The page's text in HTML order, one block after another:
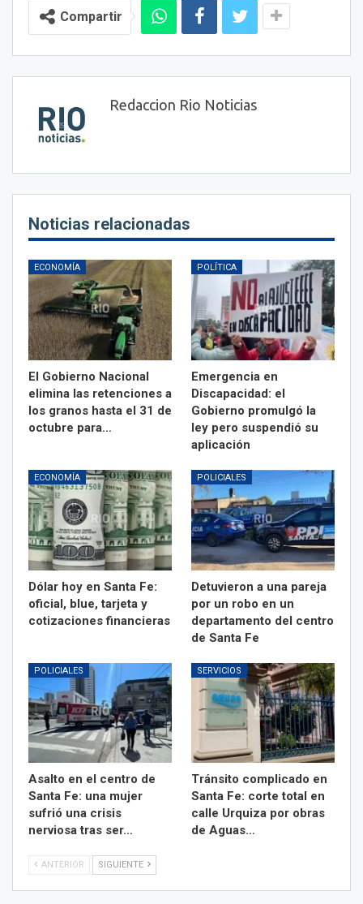
Compartir
Redaccion Rio Noticias
Noticias relacionadas
ECONOMÍA
El Gobierno Nacional
elimina las retenciones a
los granos hasta el 31 de
octubre para…
POLÍTICA
Emergencia en
Discapacidad: el
Gobierno promulgó la
ley pero suspendió su
aplicación
ECONOMÍA
Dólar hoy en Santa Fe:
oficial, blue, tarjeta y
cotizaciones financieras
POLICIALES
Detuvieron a una pareja
por un robo en un
departamento del centro
de Santa Fe
POLICIALES
Asalto en el centro de
Santa Fe: una mujer
sufrió una crisis
nerviosa tras ser…
SERVICIOS
Tránsito complicado en
Santa Fe: corte total en
calle Urquiza por obras
de Aguas…
ANTERIOR SIGUIENTE